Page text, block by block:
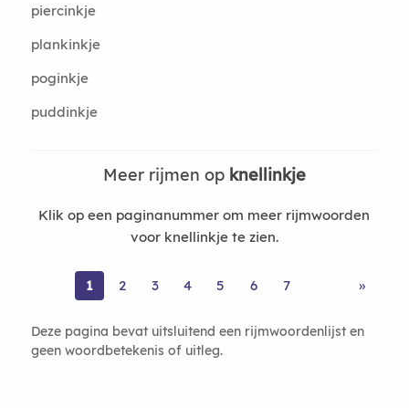
piercinkje
plankinkje
poginkje
puddinkje
Meer rijmen op knellinkje
Klik op een paginanummer om meer rijmwoorden
voor knellinkje te zien.
1 2 3 4 5 6 7 »
Deze pagina bevat uitsluitend een rijmwoordenlijst en
geen woordbetekenis of uitleg.